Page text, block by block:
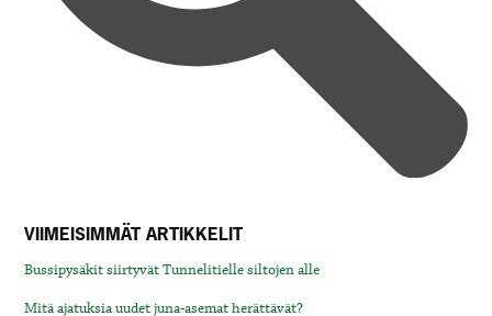
VIIMEISIMMÄT ARTIKKELIT
Bussipysäkit siirtyvät Tunnelitielle siltojen alle
Mitä ajatuksia uudet juna-asemat herättävät?